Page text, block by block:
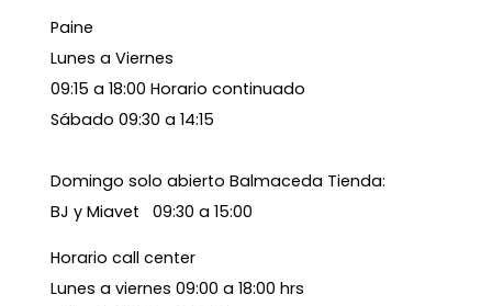
Paine
Lunes a Viernes
09:15 a 18:00 Horario continuado
Sábado 09:30 a 14:15
Domingo solo abierto Balmaceda Tienda:
BJ y Miavet 09:30 a 15:00
Horario call center
Lunes a viernes 09:00 a 18:00 hrs